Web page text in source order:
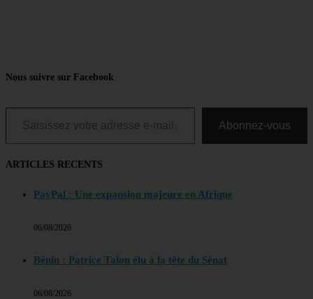
Nous suivre sur Facebook
Saisissez votre adresse e-mail…
Abonnez-vous
ARTICLES RECENTS
PayPal : Une expansion majeure en Afrique
06/08/2026
Bénin : Patrice Talon élu à la tête du Sénat
06/08/2026